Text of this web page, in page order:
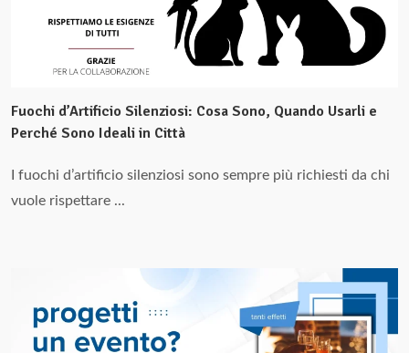
Fuochi d’Artificio Silenziosi: Cosa Sono, Quando Usarli e
Perché Sono Ideali in Città
I fuochi d’artificio silenziosi sono sempre più richiesti da chi
vuole rispettare ...